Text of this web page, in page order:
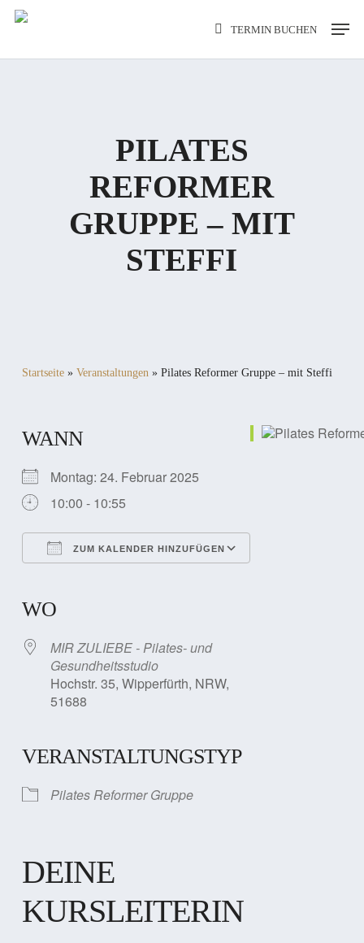
Skip
TERMIN BUCHEN
Menu
PILATES
REFORMER
GRUPPE – MIT
STEFFI
Startseite» Veranstaltungen» Pilates Reformer Gruppe – mit Steffi
WANN
Montag: 24. Februar 2025
10:00 - 10:55
ZUM KALENDER HINZUFÜGEN
WO
MIR ZULIEBE - Pilates- und
Gesundheitsstudio
Hochstr. 35, Wipperfürth, NRW,
51688
VERANSTALTUNGSTYP
Pilates Reformer Gruppe
DEINE
KURSLEITERIN